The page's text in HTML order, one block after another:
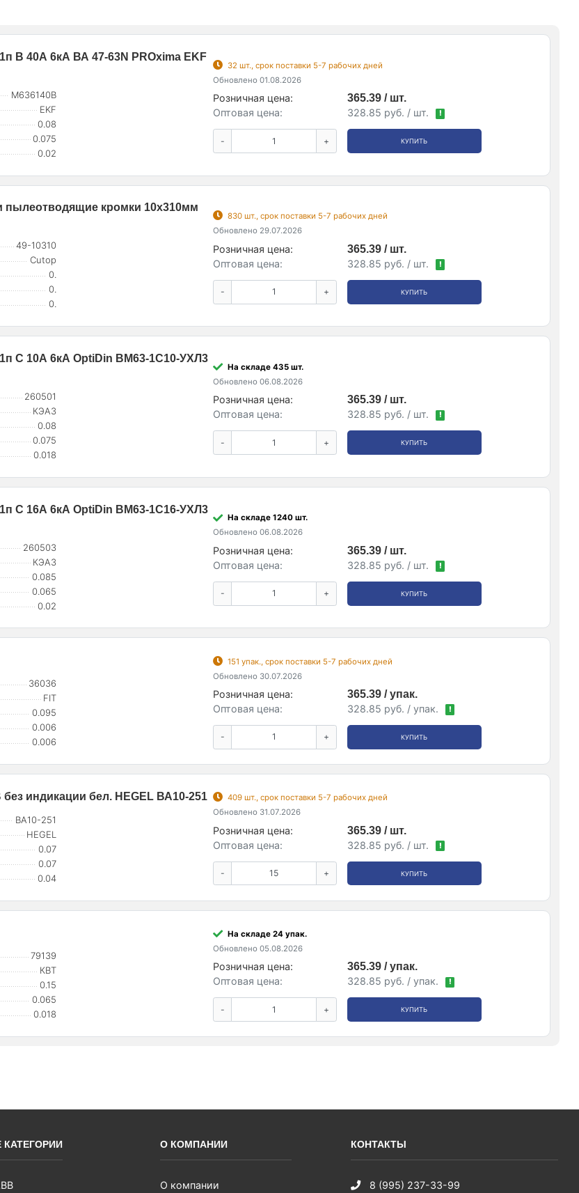
B 40А 6кА ВА 47-63N PROxima EKF
M636140B
EKF
0.08
0.075
0.02
32 шт., срок поставки 5-7 рабочих дней
Обновлено 01.08.2026
Розничная цена:
365.39 / шт.
Оптовая цена:
328.85 руб. / шт. !
- + КУПИТЬ
пылеотводящие кромки 10х310мм
49-10310
Cutop
0.
0.
0.
830 шт., срок поставки 5-7 рабочих дней
Обновлено 29.07.2026
Розничная цена:
365.39 / шт.
Оптовая цена:
328.85 руб. / шт. !
- + КУПИТЬ
C 10А 6кА OptiDin BM63-1C10-УХЛ3
260501
КЭАЗ
0.08
0.075
0.018
На складе 435 шт.
Обновлено 06.08.2026
Розничная цена:
365.39 / шт.
Оптовая цена:
328.85 руб. / шт. !
- + КУПИТЬ
C 16А 6кА OptiDin BM63-1C16-УХЛ3
260503
КЭАЗ
0.085
0.065
0.02
На складе 1240 шт.
Обновлено 06.08.2026
Розничная цена:
365.39 / шт.
Оптовая цена:
328.85 руб. / шт. !
- + КУПИТЬ
36036
FIT
0.095
0.006
0.006
151 упак., срок поставки 5-7 рабочих дней
Обновлено 30.07.2026
Розничная цена:
365.39 / упак.
Оптовая цена:
328.85 руб. / упак. !
- + КУПИТЬ
индикации бел. HEGEL ВА10-251
ВА10-251
HEGEL
0.07
0.07
0.04
409 шт., срок поставки 5-7 рабочих дней
Обновлено 31.07.2026
Розничная цена:
365.39 / шт.
Оптовая цена:
328.85 руб. / шт. !
- + КУПИТЬ
79139
КВТ
0.15
0.065
0.018
На складе 24 упак.
Обновлено 05.08.2026
Розничная цена:
365.39 / упак.
Оптовая цена:
328.85 руб. / упак. !
- + КУПИТЬ
О КОМПАНИИ
О компании
КОНТАКТЫ
8 (995) 237-33-99